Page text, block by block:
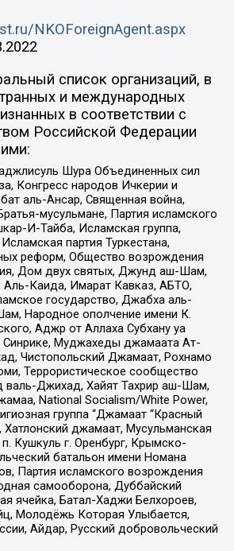
NKOForeignAgent.aspx
список организаций, в
и международных
в соответствии с
Российской Федерации
Шура Объединенных сил
Конгресс народов Ичкерии и
аль-Ансар, Священная война,
мусульмане, Партия исламского
И-Тайба, Исламская группа,
партия Туркестана,
реформ, Общество возрождения
Дом двух святых, Джунд аш-Шам,
Каида, Имарат Кавказ, АБТО,
государство, Джабха аль-
Народное ополчение имени К.
Аджр от Аллаха Субхану уа
Синрике, Муджахеды джамаата Ат-
Чистопольский Джамаат, Рохнамо
Террористическое сообщество
валь-Джихад, Хайят Тахрир аш-Шам,
National Socialism/White Power,
группа “Джамаат “Красный
Хатлонский джамаат, Мусульманская
п. Кушкуль г. Оренбург, Крымско-
батальон имени Номана
Партия исламского возрождения
самооборона, Дуббайский
ячейка, Батал-Хаджи Белхороев,
Молодёжь Которая Улыбается,
Айдар, Русский добровольческий